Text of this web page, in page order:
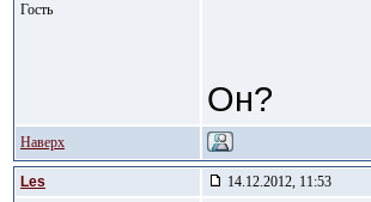
Гость
Он?
Наверх
Les 14.12.2012, 11:53